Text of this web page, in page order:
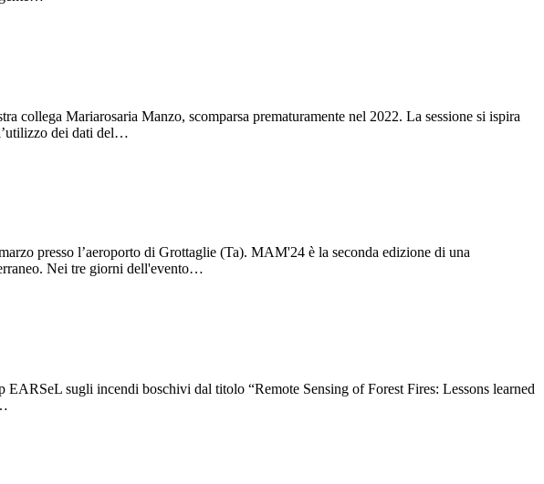
collega Mariarosaria Manzo, scomparsa prematuramente nel 2022. La sessione si ispira
dei dati del…
presso l’aeroporto di Grottaglie (Ta). MAM'24 è la seconda edizione di una
Nei tre giorni dell'evento…
sugli incendi boschivi dal titolo “Remote Sensing of Forest Fires: Lessons learned